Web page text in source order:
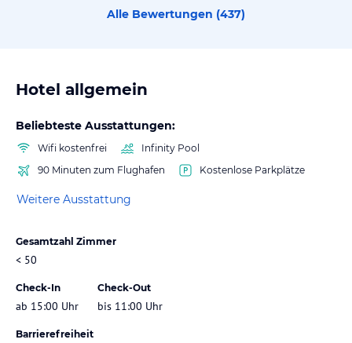
Alle Bewertungen (437)
Hotel allgemein
Beliebteste Ausstattungen:
Wifi kostenfrei
Infinity Pool
90 Minuten zum Flughafen
Kostenlose Parkplätze
Weitere Ausstattung
Gesamtzahl Zimmer
< 50
Check-In
ab 15:00 Uhr
Check-Out
bis 11:00 Uhr
Barrierefreiheit